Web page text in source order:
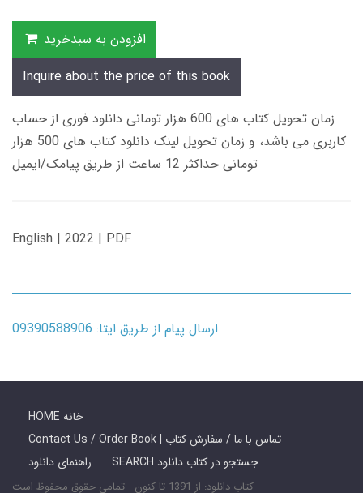
افزودن به سبدخرید
Inquire about the price of this book
زمان تحویل کتاب های 600 هزار تومانی دانلود فوری از حساب
کاربری می باشد، و زمان تحویل لینک دانلود کتاب های 500 هزار
تومانی حداکثر 12 ساعت از طریق پیامک/ایمیل
English | 2022 | PDF
ارسال پیام از طریق ایتا: 09390588906
HOME خانه
Contact Us / Order Book | تماس با ما / سفارش کتاب
راهنمای دانلود
SEARCH جستجو در کتاب دانلود
کتاب دانلود: از 1391 تا کنون - تمامی حقوق محفوظ است